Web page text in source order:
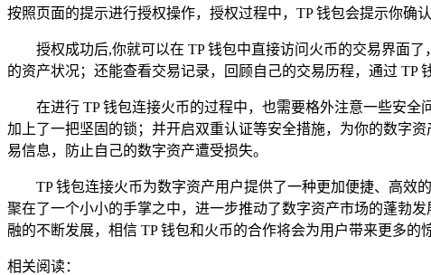
按照页面的提示进行授权操作，授权过程中，TP 钱包会提示你确
授权成功后,你就可以在 TP 钱包中直接访问火币的交易界面
的资产状况；还能查看交易记录，回顾自己的交易历程，通过 TP
在进行 TP 钱包连接火币的过程中，也需要格外注意一些安
加上了一把坚固的锁；并开启双重认证等安全措施，为你的数字
易信息，防止自己的数字资产遭受损失。
TP 钱包连接火币为数字资产用户提供了一种更加便捷、高效
聚在了一个小小的手掌之中，进一步推动了数字资产市场的蓬勃
融的不断发展，相信 TP 钱包和火币的合作将会为用户带来更多的
相关阅读：